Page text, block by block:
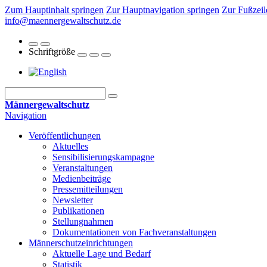
Zum Hauptinhalt springen Zur Hauptnavigation springen Zur
info@maennergewaltschutz.de
Schriftgröße
Männergewaltschutz
Navigation
Veröffentlichungen
Aktuelles
Sensibilisierungskampagne
Veranstaltungen
Medienbeiträge
Pressemitteilungen
Newsletter
Publikationen
Stellungnahmen
Dokumentationen von Fachveranstaltungen
Männerschutz­einrichtungen
Aktuelle Lage und Bedarf
Statistik